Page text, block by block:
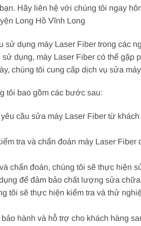
Hãy liên hệ với chúng tôi ngay
Long Hồ Vĩnh Long
sử dụng máy Laser Fiber trong các
dụng, máy Laser Fiber có thể gặp
chúng tôi cung cấp dịch vụ sửa
tôi bao gồm các bước sau:
cầu sửa máy Laser Fiber từ
tra và chẩn đoán máy Laser
chẩn đoán, chúng tôi sẽ thực hiện
để đảm bảo chất lượng sửa
tôi sẽ thực hiện kiểm tra và thử
hành và hỗ trợ cho khách hàng